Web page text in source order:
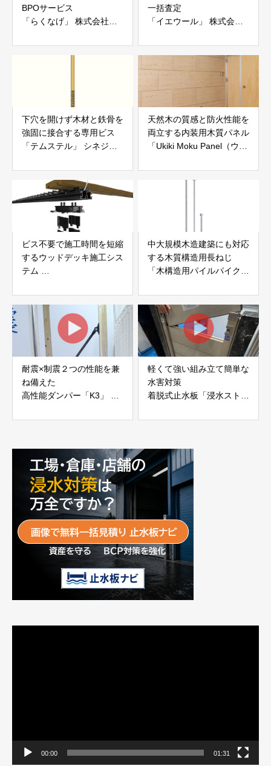
BPOサービス
「らくなげ」 株式会社い
一括査定
「イエウール」 株式会社
下穴を開けず木材と鉄骨を
強固に接合する専用ビス
「テムステル」 シネジッ
天然木の質感と防火性能を
両立する内装用木質パネル
「Ukiki Moku Panel（ウキ
社サンパテック
ビス不要で施工時間を短縮
するウッドデッキ施工シス
テム
JAPAN
中大規模木造建築にも対応
する木質構造用長ねじ
「木構造用パイルパイクビ
耐震×制震２つの性能を兼
ね備えた
高性能ダンパー「K3」 富
軽くて強い組み立て簡単な
水害対策
着脱式止水板「浸水ストッ
富士工業株式会社
00:00 01:31